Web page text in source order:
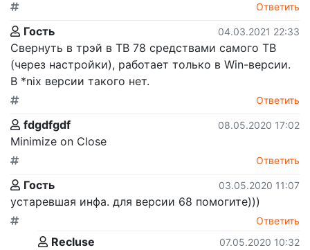
Ответить
Гость 04.03.2021 22:33
Свернуть в трэй в ТВ 78 средствами самого ТВ
(через настройки), работает только в Win-версии.
В *nix версии такого нет.
Ответить
fdgdfgdf 08.05.2020 17:02
Minimize on Close
Ответить
Гость 03.05.2020 11:07
устаревшая инфа. для версии 68 помогите)))
Ответить
Recluse 07.05.2020 10:32